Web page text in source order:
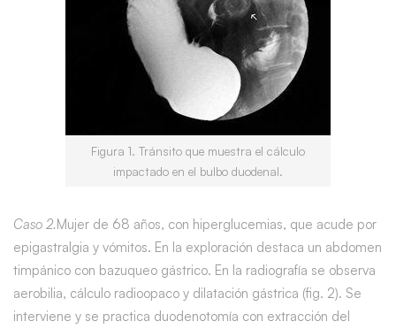
Figura 1. Tránsito que muestra el cálculo
impactado en el bulbo duodenal.
Caso 2.Mujer de 68 años, con hiperglucemias, que acude por
epigastralgia y vómitos. En la exploración destaca un abdomen
timpánico con bazuqueo gástrico. En la radiografía se observa
aerobilia, cálculo radioopaco y dilatación gástrica (fig. 2). Se
interviene y se practica duodenotomía con extracción del